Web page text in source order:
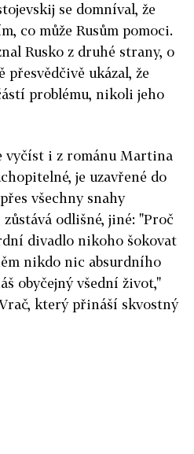
se domníval, že
co může Rusům pomoci.
Rusko z druhé strany, o
ukázal, že
problému, nikoli jeho
vyčíst i z románu Martina
je uzavřené do
všechny snahy
odlišné, jiné: "Proč
divadlo nikoho šokovat
nikdo nic absurdního
obyčejný všední život,"
který přináší skvostný